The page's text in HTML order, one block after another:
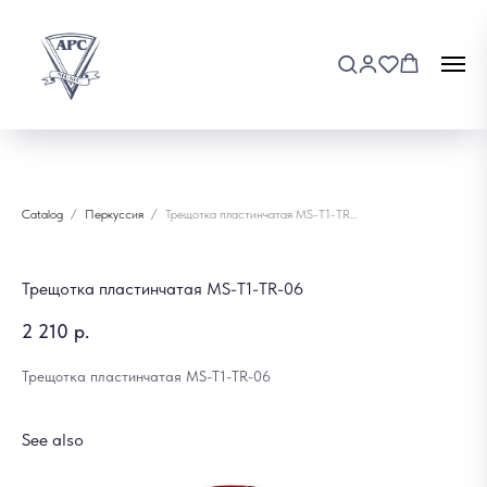
Catalog Перкуссия Трещотка пластинчатая MS-T1-TR-06
Трещотка пластинчатая MS-T1-TR-06
2 210 р.
Трещотка пластинчатая MS-T1-TR-06
See also